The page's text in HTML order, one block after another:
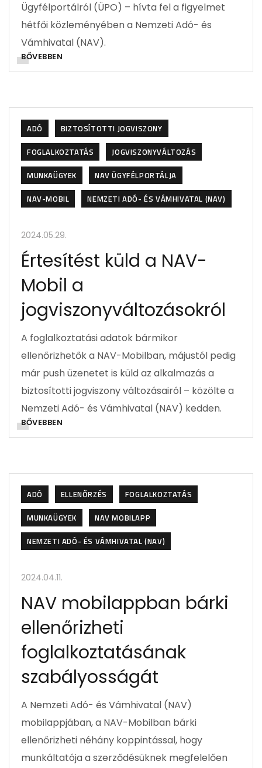
Ügyfélportálról (ÜPO) – hívta fel a figyelmet
hétfői közleményében a Nemzeti Adó- és
Vámhivatal (NAV).
BŐVEBBEN
ADÓ
BIZTOSÍTOTTI JOGVISZONY
FOGLALKOZTATÁS
JOGVISZONYVÁLTOZÁS
MUNKAÜGYEK
NAV ÜGYFÉLPORTÁLJA
NAV-MOBIL
NEMZETI ADÓ- ÉS VÁMHIVATAL (NAV)
2024.05.29.
Értesítést küld a NAV-
Mobil a
jogviszonyváltozásokról
A foglalkoztatási adatok bármikor
ellenőrizhetők a NAV-Mobilban, májustól pedig
már push üzenetet is küld az alkalmazás a
biztosítotti jogviszony változásairól – közölte a
Nemzeti Adó- és Vámhivatal (NAV) kedden.
BŐVEBBEN
ADÓ ELLENŐRZÉS
FOGLALKOZTATÁS
MUNKAÜGYEK
NAV MOBILAPP
NEMZETI ADÓ- ÉS VÁMHIVATAL (NAV)
2024.04.11.
NAV mobilappban bárki
ellenőrizheti
foglalkoztatásának
szabályosságát
A Nemzeti Adó- és Vámhivatal (NAV)
mobilappjában, a NAV-Mobilban bárki
ellenőrizheti néhány koppintással, hogy
munkáltatója a szerződésüknek megfelelően